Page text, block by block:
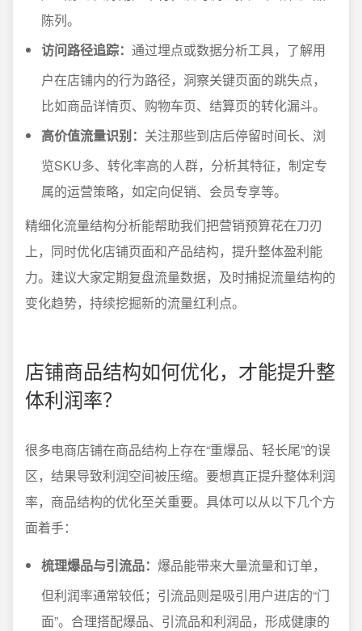
陈列。
访问路径追踪： 通过埋点或数据分析工具，了解用
户在店铺内的行为路径，洞察关键页面的跳失点，
比如商品详情页、购物车页、结算页的转化漏斗。
高价值流量识别： 关注那些到店后停留时间长、浏
览SKU多、转化率高的人群，分析其特征，制定专
属的运营策略，如定向促销、会员专享等。
精细化流量结构分析能帮助我们把营销预算花在刀刃
上，同时优化店铺页面和产品结构，提升整体盈利能
力。建议大家定期复盘流量数据，及时捕捉流量结构的
变化趋势，持续挖掘新的流量红利点。
店铺商品结构如何优化，才能提升整
体利润率？
很多电商店铺在商品结构上存在“重爆品、轻长尾”的误
区，结果导致利润空间被压缩。要想真正提升整体利润
率，商品结构的优化至关重要。具体可以从以下几个方
面着手：
梳理爆品与引流品： 爆品能带来大量流量和订单，
但利润率通常较低；引流品则是吸引用户进店的“门
面”。合理搭配爆品、引流品和利润品，形成健康的